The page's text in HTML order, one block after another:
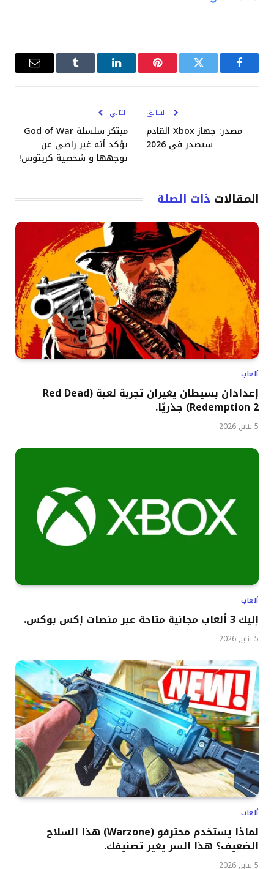
فيسبوكتويتر بينتيريستلينكدإن Tumblrالبريد
السابق
مصدر: جهاز Xbox القادم
سيصدر في 2026
التالي
مبتكر سلسلة God of War
يؤكد أنه غير راضي عن
توجهها و شخصية كريتوس!
المقالات ذات الصلة
ألعاب
إعدادان بسيطان يغيران تجربة لعبة (Red Dead
Redemption 2) جذريًا.
5 يناير, 2026
ألعاب
إليك 3 ألعاب مجانية متاحة عبر منصات إكس بوكس.
5 يناير, 2026
ألعاب
لماذا يستخدم محترفو (Warzone) هذا السلاح
الضعيف؟ هذا السر يغير تصنيفك.
5 يناير, 2026